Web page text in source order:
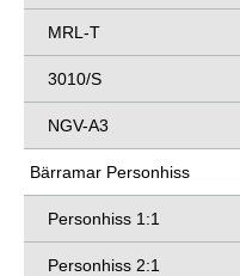
MRL-T
3010/S
NGV-A3
Bärramar Personhiss
Personhiss 1:1
Personhiss 2:1